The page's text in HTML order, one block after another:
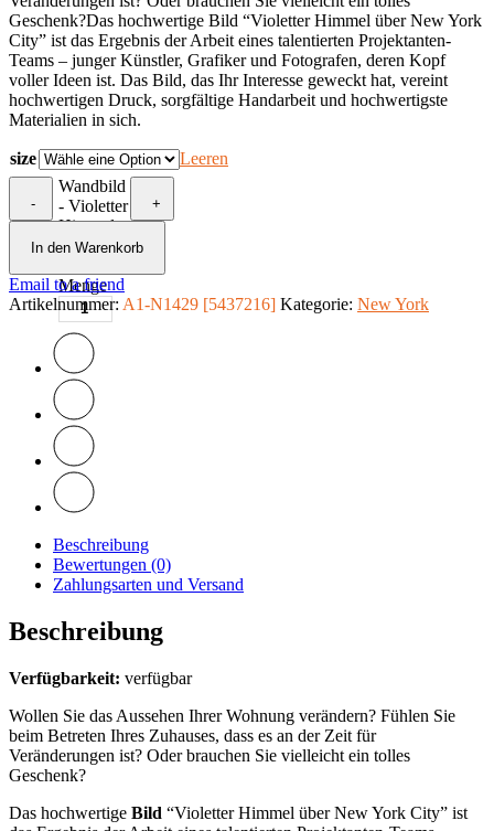
Geschenk?Das hochwertige Bild “Violetter Himmel über New York
City” ist das Ergebnis der Arbeit eines talentierten Projektanten-
Teams – junger Künstler, Grafiker und Fotografen, deren Kopf
voller Ideen ist. Das Bild, das Ihr Interesse geweckt hat, vereint
hochwertigen Druck, sorgfältige Handarbeit und hochwertigste
Materialien in sich.
size Leeren
-
Wandbild
- Violetter
Himmel
über New
Menge
+
In den Warenkorb
Email to a friend
Artikelnummer: A1-N1429 [5437216] Kategorie: New York
Beschreibung
Bewertungen (0)
Zahlungsarten und Versand
Beschreibung
Verfügbarkeit: verfügbar
Wollen Sie das Aussehen Ihrer Wohnung verändern? Fühlen Sie
beim Betreten Ihres Zuhauses, dass es an der Zeit für
Veränderungen ist? Oder brauchen Sie vielleicht ein tolles
Geschenk?
Das hochwertige Bild “Violetter Himmel über New York City” ist